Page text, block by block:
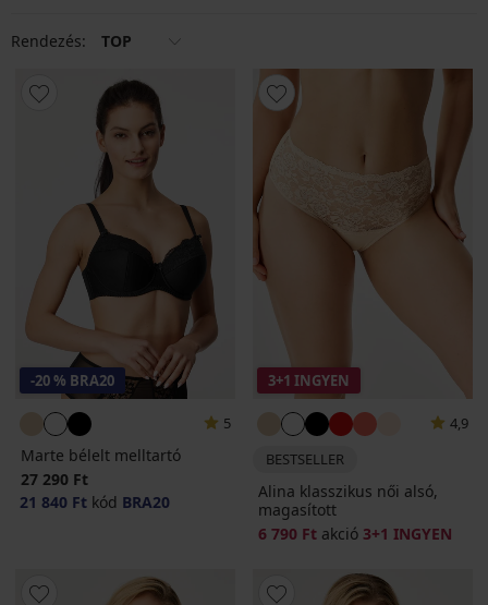
Rendezés: TOP
-20 % BRA20
5
Marte bélelt melltartó
27 290 Ft
21 840 Ft kód BRA20
3+1 INGYEN
4,9
BESTSELLER
Alina klasszikus női alsó,
magasított
6 790 Ft akció 3+1 INGYEN